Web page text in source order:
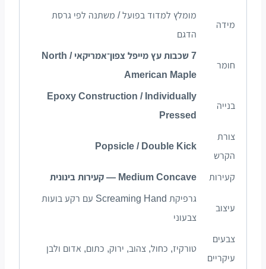
מידה
מומלץ למדוד בפועל / משתנה לפי גרסת
הדגם
חומר
7 שכבות עץ מייפל צפון־אמריקאי / North
American Maple
בנייה
Epoxy Construction / Individually
Pressed
צורת
הקרש
Popsicle / Double Kick
קעירות Medium Concave — קעירות בינונית
עיצוב
גרפיקת Screaming Hand עם רקע בועות
צבעוני
צבעים
עיקריים
טורקיז, כחול, צהוב, ירוק, כתום, אדום ולבן